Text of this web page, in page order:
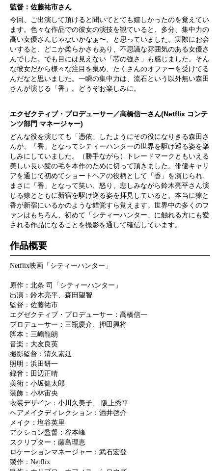
監督：佐藤祐市さん
今回、ご出演して頂けると聞いてとても嬉しかったのを覚えてい
ます。色々な作品での彼女の演技を観ていると、多分、集中力の
高い女優さんじゃないかなぁ〜、と思っていました。実際にお会
いすると、どこか柔らかさもあり、不思議な雰囲気のある女優さ
んでした。でも目には見えない「芯の強さ」も感じました。そん
な彼女だから様々な注目を集め、たくさんのオファーを受けてる
んだなと思いました。一瞬の集中力は、流石という以外無い森田
さんが演じる「香」。どうぞお楽しみに。
エクゼクティブ・プロデューサー／高橋信一さん(Netflix コンテ
ンツ部門 マネージャー)
どんな役を演じても「憑依」したようにその役になりきる森田さ
んが、「香」となってシティーハンターの世界を駆け巡る姿を楽
しみにしていました。（勝手ながら）トレードマークともいえる
美しい長い髪の毛を本作のために切って頂きました。俳優キャリ
アを通じて初めてショートヘアの役柄として「香」を演じられ、
まさに「香」となって笑い、怒り、悲しみながら鈴木亮平さん演
じる獠とともに新宿を駆け巡る姿を拝見していると、本当に獠と
香が新宿にいるかのような錯覚すら覚えます。世界中の多くのフ
ァンはもちろん、初めて「シティーハンター」に触れる方にも愛
される作品になることを撮影を通して確信しています。
作品概要
Netflix映画「シティーハンター」
原作：北条 司「シティーハンター」
出演：鈴木亮平、森田望智
監督：佐藤祐市
エグゼクティブ・プロデューサー：高橋信一
プロデューサー：三瓶慶介、押田興将
脚本：三嶋龍朗
音楽：大友良英
撮影監督：清久素延
照明：浜田研一
録音：田辺正晴
美術：小坂健太郎
装飾：小林宙央
衣装デザイン：小川久美子、 阪上秀平
ヘアメイクディレクション：酒井啓介
メイク：塩谷英里
アクション監督：谷本峰
スクリプター：藤島理恵
ロケーションマネージャー：武石宏登
製作：Netflix